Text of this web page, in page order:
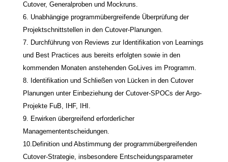
Cutover, Generalproben und Mockruns.
6. Unabhängige programmübergreifende Überprüfung der
Projektschnittstellen in den Cutover-Planungen.
7. Durchführung von Reviews zur Identifikation von Learnings
und Best Practices aus bereits erfolgten sowie in den
kommenden Monaten anstehenden GoLives im Programm.
8. Identifikation und Schließen von Lücken in den Cutover
Planungen unter Einbeziehung der Cutover-SPOCs der Argo-
Projekte FuB, IHF, IHI.
9. Erwirken übergreifend erforderlicher
Managemententscheidungen.
10.Definition und Abstimmung der programmübergreifenden
Cutover-Strategie, insbesondere Entscheidungsparameter